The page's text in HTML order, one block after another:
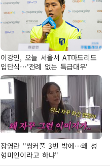
이강인, 오늘 서울서 AT마드리드
입단식…'전례 없는 특급대우'
장영란 "쌍커풀 3번 밖에…왜 성
형미인이라고 하냐"